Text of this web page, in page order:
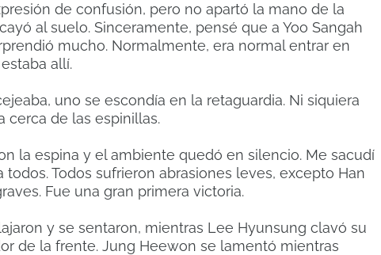
de confusión, pero no apartó la mano de la
al suelo. Sinceramente, pensé que a Yoo Sangah
mucho. Normalmente, era normal entrar en
allí.
uno se escondía en la retaguardia. Ni siquiera
cerca de las espinillas.
la espina y el ambiente quedó en silencio. Me sacudí
Todos sufrieron abrasiones leves, excepto Han
Fue una gran primera victoria.
y se sentaron, mientras Lee Hyunsung clavó su
de la frente. Jung Heewon se lamentó mientras